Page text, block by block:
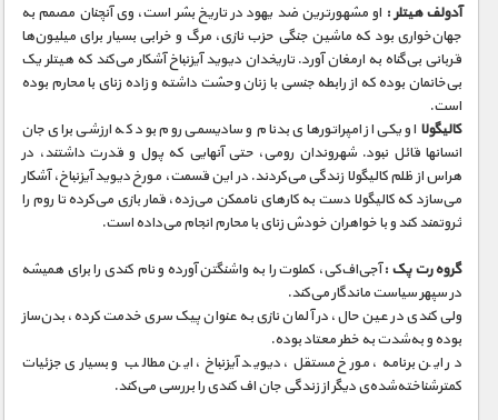
آدولف هیتلر : او مشهورترین ضد یهود در تاریخ بشر است، وی آنچنان مصمم به
جهان‌خواری بود که ماشین جنگی حزب نازی، مرگ و خرابی بسیار برای میلیون‌ها
قربانی بی‌گناه به ارمغان آورد. تاریخدان دیوید آیزنباخ آشکار می‌کند که هیتلر یک
بی‌خانمان بوده که از رابطه جنسی با زنان وحشت داشته و زاده زنای با محارم بوده
است.
کالیگولا او یکی از امپراتورهای بدنام و سادیسمی روم بود که ارزشی برای جان
انسانها قائل نبود. شهروندان رومی، حتی آنهایی که پول و قدرت داشتند، در
هراس از ظلم کالیگولا زندگی می‌کردند. در این قسمت، مورخ دیوید آیزنباخ، آشکار
می‌سازد که کالیگولا دست به كارهای ناممكن می‌زده، قمار بازی می‌کرده تا روم را
ثروتمند کند و با خواهران خودش زنای با محارم انجام می‌داده است.
گروه رت پک :آجی‌اف‌کی، کملوت را به واشنگتن آورده و نام کندی را برای همیشه
در سپهر سیاست ماندگار می‌کند.
ولی کندی در عین حال، در آلمان نازی به عنوان پیک سری خدمت کرده، بدن‌ساز
بوده و به‌شدت به خطر معتاد بوده.
در این برنامه، مورخ مستقل، دیوید آیزنباخ، این مطالب و بسیاری جزئیات
کمتر‌شناخته‌شده‌ی دیگر از زندگی جان اف کندی را بررسی می‌کند.